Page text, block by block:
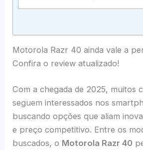
Motorola Razr 40 ainda vale a
Confira o review atualizado!
Com a chegada de 2025, muitos
seguem interessados nos
buscando opções que aliam
e preço competitivo. Entre os
buscados, o Motorola Razr 40